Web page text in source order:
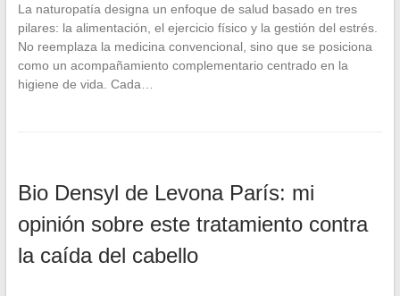
La naturopatía designa un enfoque de salud basado en tres
pilares: la alimentación, el ejercicio físico y la gestión del estrés.
No reemplaza la medicina convencional, sino que se posiciona
como un acompañamiento complementario centrado en la
higiene de vida. Cada…
Bio Densyl de Levona París: mi
opinión sobre este tratamiento contra
la caída del cabello